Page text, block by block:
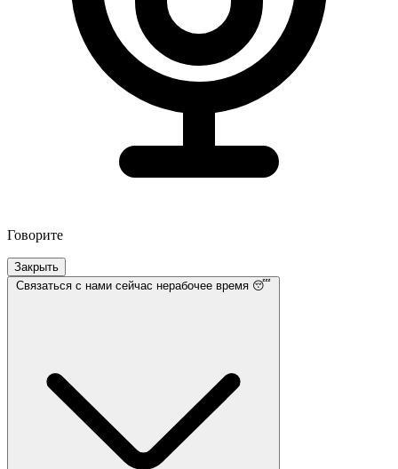
Говорите
Закрыть
Связаться с нами сейчас нерабочее время 😴